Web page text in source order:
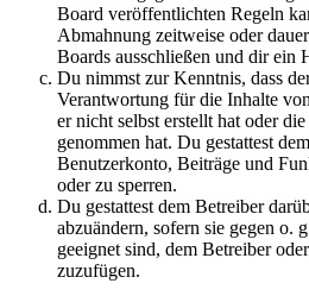
Board veröffentlichten Regeln
Abmahnung zeitweise oder
Boards ausschließen und dir ein
Du nimmst zur Kenntnis, dass
Verantwortung für die Inhalte
er nicht selbst erstellt hat oder
genommen hat. Du gestattest
Benutzerkonto, Beiträge und
oder zu sperren.
Du gestattest dem Betreiber
abzuändern, sofern sie gegen o.
geeignet sind, dem Betreiber
zuzufügen.